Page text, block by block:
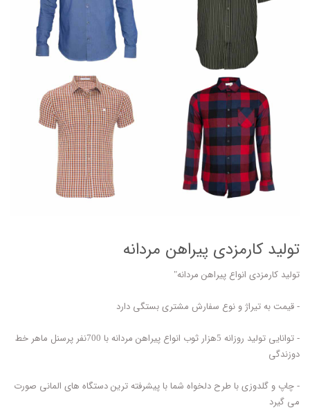
تولید کارمزدی پیراهن مردانه
تولید کارمزدی انواع پیراهن مردانه"
- قیمت به تیراژ و نوع سفارش مشتری بستگی دارد
- توانایی تولید روزانه 5هزار ثوب انواع پیراهن مردانه با 700نفر پرسنل ماهر خط
دوزندگی
- چاپ و گلدوزی با طرح دلخواه شما با پیشرفته ترین دستگاه های المانی صورت
می گیرد